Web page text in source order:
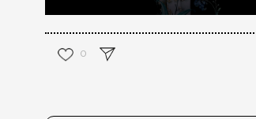
0